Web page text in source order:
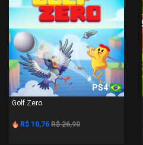
PS4
Golf Zero
R$ 10,76 R$ 26,90